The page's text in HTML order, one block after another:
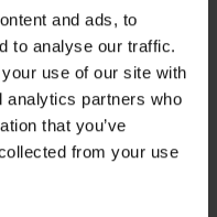
and ads, to
to analyse our traffic.
use of our site with
analytics partners who
that you’ve
from your use
€ Code: ALL25